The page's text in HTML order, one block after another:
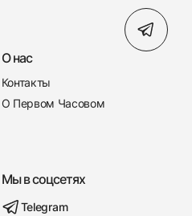
О нас
Контакты
О Первом Часовом
Мы в соцсетях
Telegram